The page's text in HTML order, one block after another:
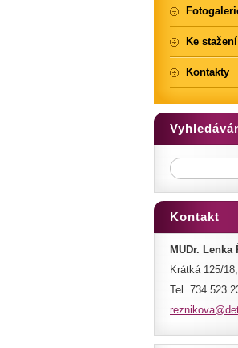
Ke stažení
Kontakty
Kontakt
MUDr. Lenka
Krátká 125/
Tel. 734 523
reznikov